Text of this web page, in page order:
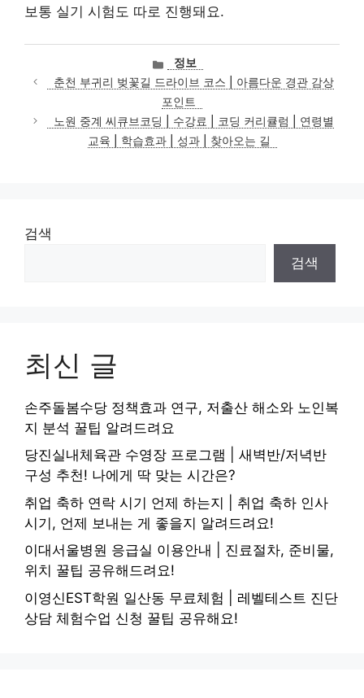
보통 실기 시험도 따로 진행돼요.
카
테
고
리
정보
춘천 부귀리 벚꽃길 드라이브 코스 | 아름다운 경관 감상
포인트
노원 중계 씨큐브코딩 | 수강료 | 코딩 커리큘럼 | 연령별
교육 | 학습효과 | 성과 | 찾아오는 길
검색
검색
최신 글
손주돌봄수당 정책효과 연구, 저출산 해소와 노인복
지 분석 꿀팁 알려드려요
당진실내체육관 수영장 프로그램 | 새벽반/저녁반
구성 추천! 나에게 딱 맞는 시간은?
취업 축하 연락 시기 언제 하는지 | 취업 축하 인사
시기, 언제 보내는 게 좋을지 알려드려요!
이대서울병원 응급실 이용안내 | 진료절차, 준비물,
위치 꿀팁 공유해드려요!
이영신EST학원 일산동 무료체험 | 레벨테스트 진단
상담 체험수업 신청 꿀팁 공유해요!